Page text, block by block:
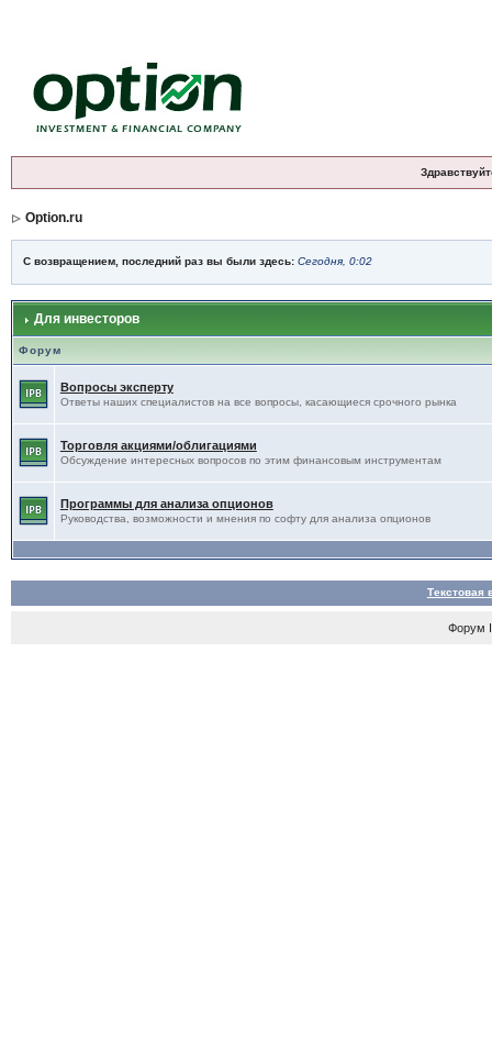
Option.ru
С возвращением, последний раз вы были здесь: Сегодня, 0:02
Для инвесторов
Форум
Вопросы эксперту
Ответы наших специалистов на все вопросы, касающиеся срочного рынка
Торговля акциями/облигациями
Обсуждение интересных вопросов по этим финансовым инструментам
Программы для анализа опционов
Руководства, возможности и мнения по софту для анализа опционов
Текстовая
Форум